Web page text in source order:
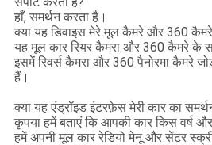
हाँ, समर्थन करता है।
क्या यह डिवाइस मेरे मूल कैमरे और 360
यह मूल कार रियर कैमरा और 360 कैमरे के
इसमें रिवर्स कैमरा और 360 पैनोरमा कैमरे
हैं।
क्या यह एंड्रॉइड इंटरफ़ेस मेरी कार का
कृपया हमें बताएं कि आपकी कार किस वर्ष
हमें अपनी मूल कार रेडियो मेनू और सेंटर